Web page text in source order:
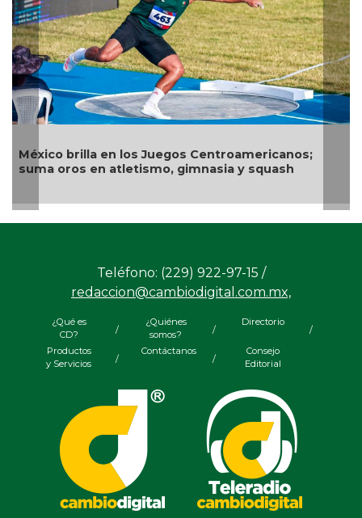
los Juegos Centroamericanos;
gimnasia y squash
Alejandra
arqueros
Teléfono: (229) 922-97-15 /
redaccion@cambiodigital.com.mx,
¿Qué es
CD?
/
¿Quiénes
somos?
/
Directorio
/
Productos
y Servicios
/
Contáctanos
/
Consejo
Editorial